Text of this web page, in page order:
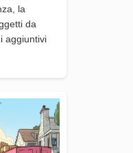
la
da
aggiuntivi